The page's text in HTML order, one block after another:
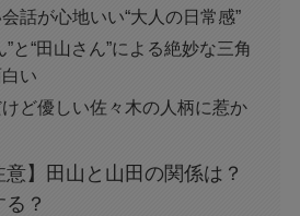
話が心地いい“大人の日常感”
”と“田山さん”による絶妙な三角
い
ど優しい佐々木の人柄に惹か
意】田山と山田の関係は？
？